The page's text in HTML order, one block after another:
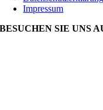
Impressum
BESUCHEN SIE UNS